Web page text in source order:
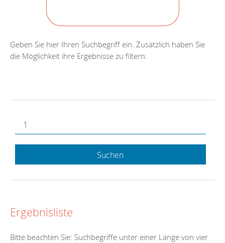
Geben Sie hier Ihren Suchbegriff ein. Zusätzlich haben Sie
die Möglichkeit ihre Ergebnisse zu filtern.
Suchen
Ergebnisliste
Bitte beachten Sie: Suchbegriffe unter einer Länge von vier